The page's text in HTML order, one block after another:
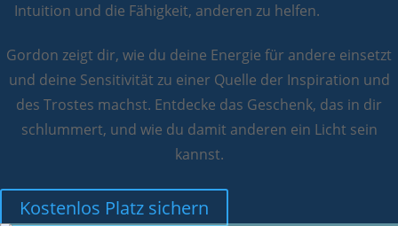
Intuition und die Fähigkeit, anderen zu helfen.
Gordon zeigt dir, wie du deine Energie für andere einsetzt
und deine Sensitivität zu einer Quelle der Inspiration und
des Trostes machst. Entdecke das Geschenk, das in dir
schlummert, und wie du damit anderen ein Licht sein
kannst.
Kostenlos Platz sichern